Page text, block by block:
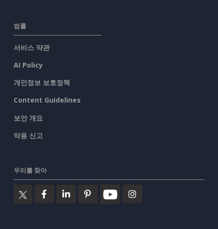
법률
서비스 약관
AI Policy
개인정보 보호정책
Content Guidelines
보안 개요
악용 신고
우리를 찾아